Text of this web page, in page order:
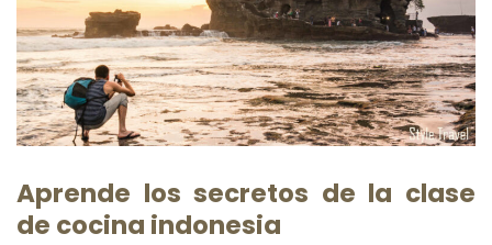
Aprende los secretos de la clase
de cocina indonesia